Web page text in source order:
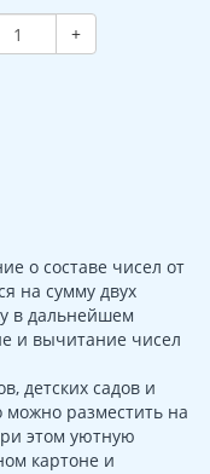
+
о составе чисел от
на сумму двух
в дальнейшем
и вычитание чисел
детских садов и
можно разместить на
этом уютную
картоне и